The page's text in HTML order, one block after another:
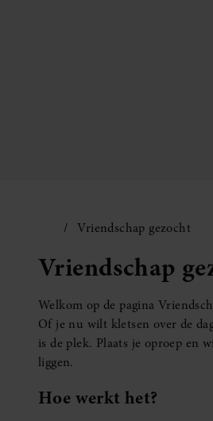
Vriendschap gezocht
Vriendschap
Welkom op de pagina
Of je nu wilt kletsen over de
is de plek. Plaats je oproep en
liggen.
Hoe werkt het?